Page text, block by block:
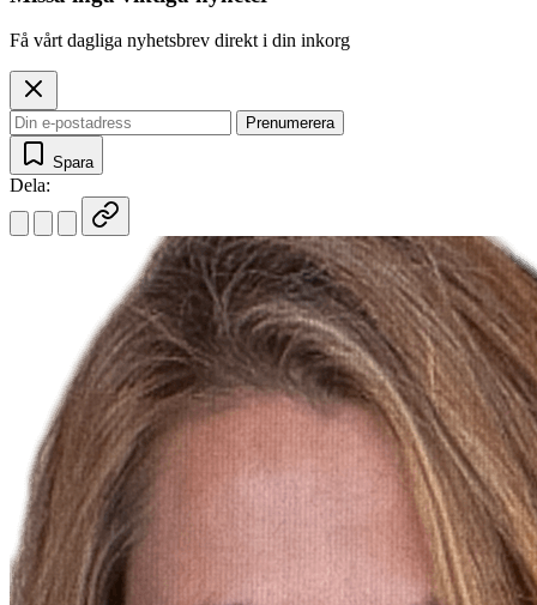
Få vårt dagliga nyhetsbrev direkt i din inkorg
Prenumerera
Spara
Dela: